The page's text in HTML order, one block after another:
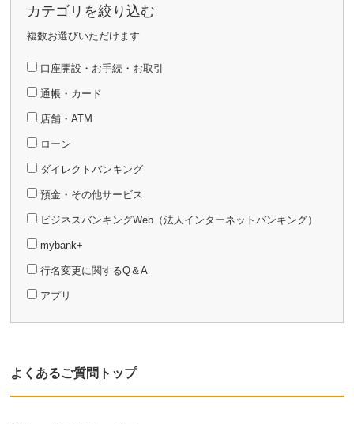
カテゴリを絞り込む
複数お選びいただけます
口座開設・お手続・お取引
通帳・カード
店舗・ATM
ローン
ダイレクトバンキング
預金・その他サービス
ビジネスバンキングWeb（法人インターネットバンキング）
mybank+
行名変更に関するQ＆A
アプリ
よくあるご質問トップ